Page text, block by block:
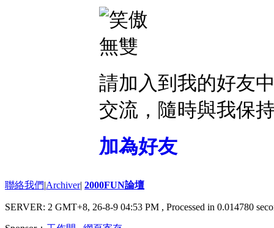
請加入到我的好友
交流，隨時與我保
加為好友
聯絡我們|Archiver| 2000FUN論壇
SERVER: 2 GMT+8, 26-8-9 04:53 PM , Processed in 0.014780